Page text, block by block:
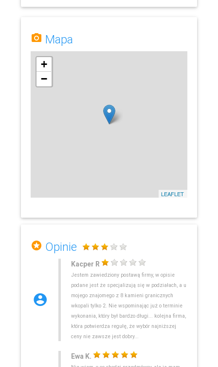
Mapa
+
−
LEAFLET
Opinie
Kacper R
Jestem zawiedziony postawą firmy, w opisie
podane jest że specjalizują się w podziałach, a u
mojego znajomego z 8 kamieni granicznych
wkopali tylko 2. Nie wspominając już o terminie
wykonania, który był bardzo długi... kolejna firma,
która potwierdza regułę, że wybór najniższej
ceny nie zawsze jest dobry...
Ewa K.